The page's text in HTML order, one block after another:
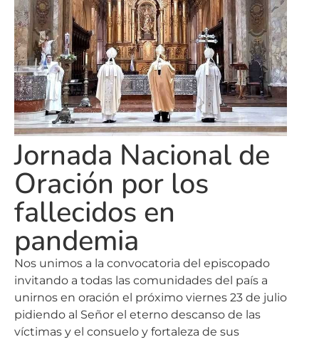
Jornada Nacional de
Oración por los
fallecidos en
pandemia
Nos unimos a la convocatoria del episcopado
invitando a todas las comunidades del país a
unirnos en oración el próximo viernes 23 de julio
pidiendo al Señor el eterno descanso de las
víctimas y el consuelo y fortaleza de sus
familiares y amigos.